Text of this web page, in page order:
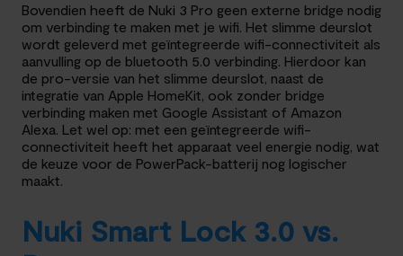
Bovendien heeft de Nuki 3 Pro geen externe bridge nodig
om verbinding te maken met je wifi. Het slimme deurslot
wordt geleverd met geïntegreerde wifi-connectiviteit als
aanvulling op de bluetooth 5.0 verbinding. Hierdoor kan
de pro-versie van het slimme deurslot, naast de
integratie van Apple HomeKit, ook zonder bridge
verbinding maken met Google Assistant of Amazon
Alexa. Let wel op: met een geïntegreerde wifi-
connectiviteit heeft het apparaat veel energie nodig, wat
de keuze voor de PowerPack-batterij nog logischer
maakt.
Nuki Smart Lock 3.0 vs.